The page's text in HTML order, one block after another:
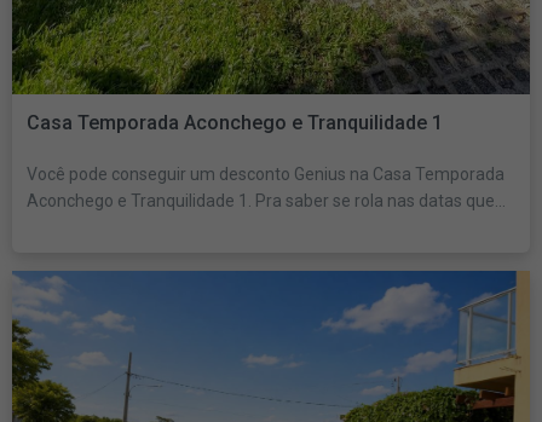
Casa Temporada Aconchego e Tranquilidade 1
Você pode conseguir um desconto Genius na Casa Temporada
Aconchego e Tranquilidade 1. Pra saber se rola nas datas que...